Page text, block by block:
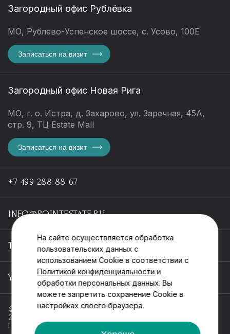
Загородный офис Рублёвка
МО, Рублево-Успенское шоссе, с. Усово, 100Е
Записаться на визит
Загородный офис Новая Рига
МО, г. о. Истра, д. Захарово, ул. Заречная, 45А,
стр. 9, ТЦ Estate Mall
Записаться на визит
+7 499 288 88 67
INFO@POINTESTATE.RU
TELEGRAM
YOUTUBE
© ООО «Пойнт эстейт», ИНН 55546464612,
2013-2025
Политика обработки персональных данных
На сайте осуществляется обработка
пользовательских данных с
использованием Cookie в соответствии с
Политикой конфиденциальности и
обработки персональных данных. Вы
можете запретить сохранение Cookie в
настройках своего браузера.